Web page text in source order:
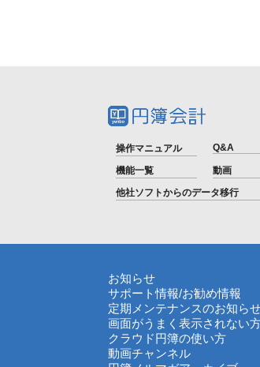
操作マニュアル Q&A
機能一覧
動画
他社ソフトからのデータ移行
お知らせ
サポート情報/お勧め情報
定期メンテナンスのお知ら
画面がうまく表示されない
クラウド円簿の使い方
動画チャンネル